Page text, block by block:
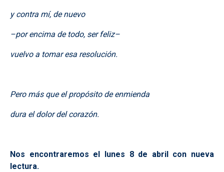
y contra mí, de nuevo
–por encima de todo, ser feliz–
vuelvo a tomar esa resolución.
Pero más que el propósito de enmienda
dura el dolor del corazón.
Nos encontraremos el lunes 8 de abril con nueva
lectura.